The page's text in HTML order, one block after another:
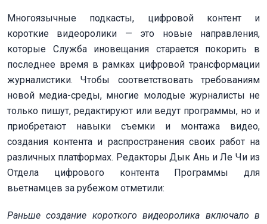
Многоязычные подкасты, цифровой контент и
короткие видеоролики — это новые направления,
которые Служба иновещания старается покорить в
последнее время в рамках цифровой трансформации
журналистики. Чтобы соответствовать требованиям
новой медиа-среды, многие молодые журналисты не
только пишут, редактируют или ведут программы, но и
приобретают навыки съемки и монтажа видео,
создания контента и распространения своих работ на
различных платформах. Редакторы Дык Ань и Ле Чи из
Отдела цифрового контента Программы для
вьетнамцев за рубежом отметили:
Раньше создание короткого видеоролика включало в